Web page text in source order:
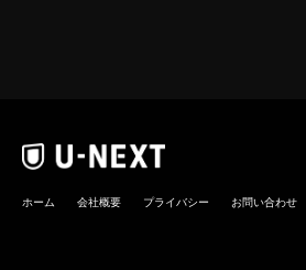
ホーム 会社概要 プライバシー お問い合わせ